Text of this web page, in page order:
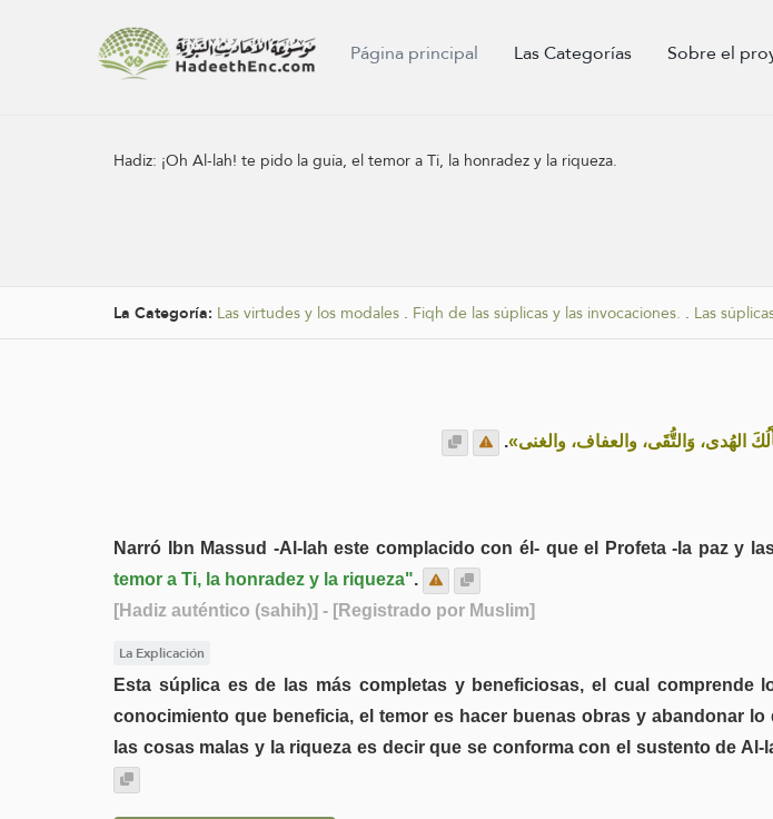
Página principal Las Categorías Sobre el
Hadiz: ¡Oh Al-lah! te pido la guía, el temor a Ti, la honradez y la riqueza.
La Categoría: Las virtudes y los modales . Fiqh de las súplicas y las invocaciones. . Las
الهُدى، وَالتُّقَى، والعفاف، والغنى».
Narró Ibn Massud -Al-lah este complacido con él- que el Profeta -la paz y
temor a Ti, la honradez y la riqueza".
[Hadiz auténtico (sahih)] - [Registrado por Muslim]
La Explicación
Esta súplica es de las más completas y beneficiosas, el cual
conocimiento que beneficia, el temor es hacer buenas obras y abandonar
las cosas malas y la riqueza es decir que se conforma con el sustento de